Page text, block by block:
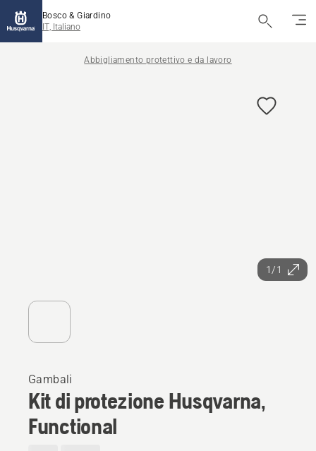
Bosco & Giardino
IT, Italiano
Abbigliamento protettivo e da lavoro
1/1
Gambali
Kit di protezione Husqvarna,
Functional